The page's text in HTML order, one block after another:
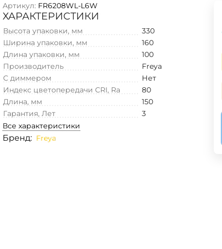
Артикул: FR6208WL-L6W
ХАРАКТЕРИСТИКИ
Высота упаковки, мм
330
Ширина упаковки, мм
160
Длина упаковки, мм
100
Производитель
Freya
С диммером
Нет
Индекс цветопередачи CRI, Ra
80
Длина, мм
150
Гарантия, Лет
3
Все характеристики
Бренд: Freya